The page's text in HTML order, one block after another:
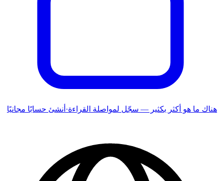
هناك ما هو أكثر بكثير — سجّل لمواصلة القراءة· أنشئ حسابًا مجانيًا